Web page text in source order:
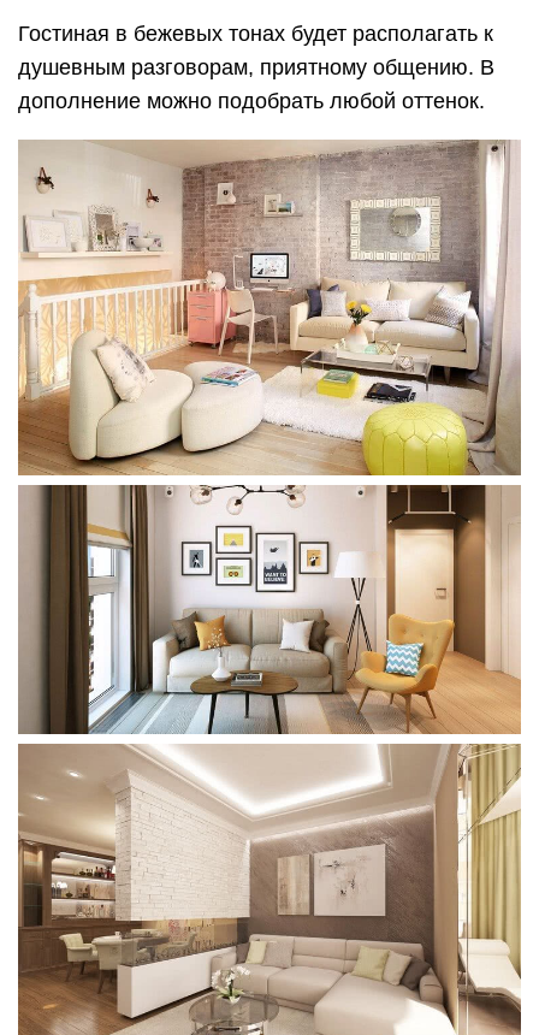
Гостиная в бежевых тонах будет располагать к
душевным разговорам, приятному общению. В
дополнение можно подобрать любой оттенок.